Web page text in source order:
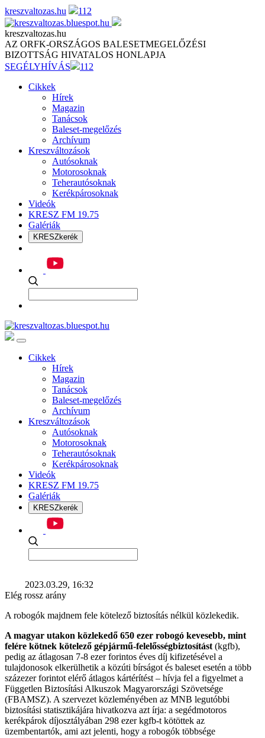
Skip
to
content
kreszvaltozas.hu 112
kreszvaltozas.hu
AZ ORFK-ORSZÁGOS BALESETMEGELŐZÉSI
BIZOTTSÁG HIVATALOS HONLAPJA
SEGÉLYHÍVÁS
112
Cikkek
Hírek
Magazin
Tanácsok
Baleset-megelőzés
Archívum
Kreszváltozások
Autósoknak
Motorosoknak
Teherautósoknak
Kerékpárosoknak
Videók
KRESZ FM 19.75
Galériák
KRESZkerék
Cikkek
Hírek
Magazin
Tanácsok
Baleset-megelőzés
Archívum
Kreszváltozások
Autósoknak
Motorosoknak
Teherautósoknak
Kerékpárosoknak
Videók
KRESZ FM 19.75
Galériák
KRESZkerék
2023.03.29, 16:32
Elég rossz arány
A robogók majdnem fele kötelező biztosítás nélkül közlekedik.
A magyar utakon közlekedő 650 ezer robogó kevesebb, mint
felére kötnek kötelező gépjármű-felelősségbiztosítást (kgfb),
pedig az átlagosan 7-8 ezer forintos éves díj kifizetésével a
tulajdonosok elkerülhetik a közúti bírságot és baleset esetén a több
százezer forintot elérő átlagos kártérítést – hívja fel a figyelmet a
Független Biztosítási Alkuszok Magyarországi Szövetsége
(FBAMSZ). A szervezet közleményében az MNB legutóbbi
biztosítási statisztikájára hivatkozva azt írja: a segédmotoros
kerékpárok díjosztályában 298 ezer kgfb-t kötöttek az
üzembentartók, ami azt jelenti, hogy a robogók többsége